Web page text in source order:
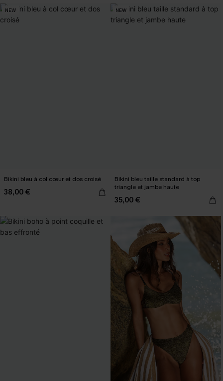
NEW
Bikini bleu à col cœur et dos croisé
38,00 €
NEW
Bikini bleu taille standard à top
triangle et jambe haute
35,00 €